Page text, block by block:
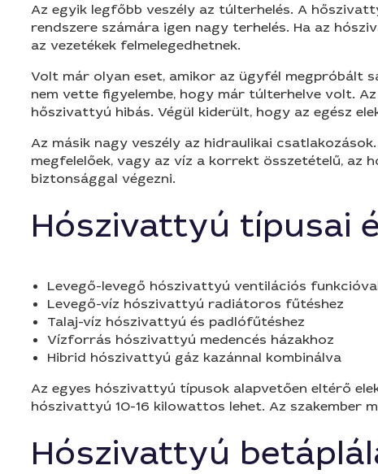
Az egyik legfőbb veszély az túlterhelés. A
rendszere számára igen nagy terhelés. Ha az
az vezetékek felmelegedhetnek.
Volt már olyan eset, amikor az ügyfél megpróbált
nem vette figyelembe, hogy már túlterhelve volt.
hőszivattyú hibás. Végül kiderült, hogy az egész
Az másik nagy veszély az hidraulikai
megfelelőek, vagy az víz a korrekt összetételű, az
biztonsággal végezni.
Hószivattyú típusai
Levegő-levegő hószivattyú ventilációs
Levegő-víz hószivattyú radiátoros fűtéshez
Talaj-víz hószivattyú és padlófűtéshez
Vízforrás hószivattyú medencés házakhoz
Hibrid hószivattyú gáz kazánnal kombinálva
Az egyes hószivattyú típusok alapvetően eltérő
hószivattyú 10-16 kilowattos lehet. Az szakember
Hószivattyú